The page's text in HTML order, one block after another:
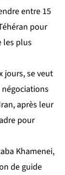
entre 15
pour
les plus
jours, se veut
après leur
pour
Khamenei,
de guide